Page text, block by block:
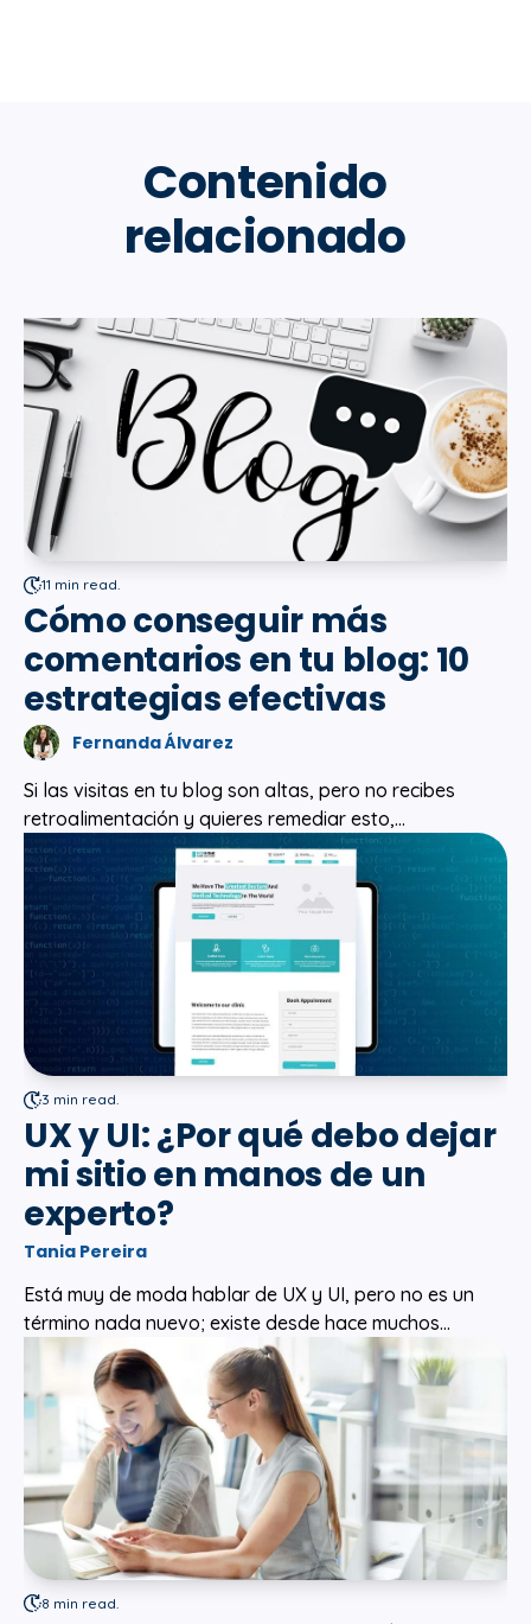
Contenido
relacionado
11 min read.
Cómo conseguir más
comentarios en tu blog: 10
estrategias efectivas
Fernanda Álvarez
Si las visitas en tu blog son altas, pero no recibes
retroalimentación y quieres remediar esto,...
3 min read.
UX y UI: ¿Por qué debo dejar
mi sitio en manos de un
experto?
Tania Pereira
Está muy de moda hablar de UX y UI, pero no es un
término nada nuevo; existe desde hace muchos...
8 min read.